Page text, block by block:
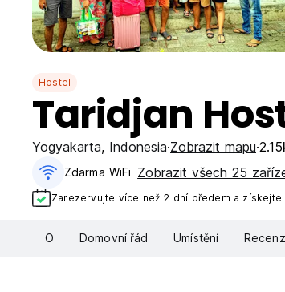
Hostel
Taridjan
Yogyakarta, Indonesia Zobrazit mapu
Zdarma WiFi Zobrazit všech 25
Zarezervujte více než 2 dní předem a
O Domovní řád Umístění